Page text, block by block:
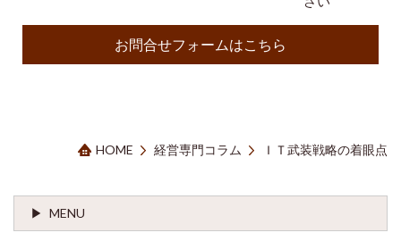
お問合せフォームはこちら
HOME 経営専門コラム ＩＴ武装戦略の着眼点
MENU